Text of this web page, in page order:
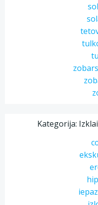
Kategorija: